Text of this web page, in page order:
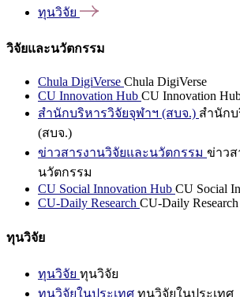
ทุนวิจัย
วิจัยและนวัตกรรม
Chula DigiVerse Chula DigiVerse
CU Innovation Hub CU Innovation
สำนักบริหารวิจัยจุฬาฯ (สบจ.) สำนักบ
(สบจ.)
ข่าวสารงานวิจัยและนวัตกรรม ข่าวส
นวัตกรรม
CU Social Innovation Hub CU Social
CU-Daily Research CU-Daily Research
ทุนวิจัย
ทุนวิจัย ทุนวิจัย
ทุนวิจัยในประเทศ ทุนวิจัยในประเทศ